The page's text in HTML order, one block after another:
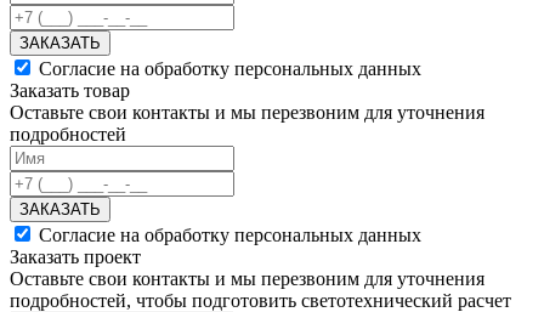
ЗАКАЗАТЬ
Согласие на обработку персональных данных
Заказать товар
Оставьте свои контакты и мы перезвоним для уточнения
подробностей
ЗАКАЗАТЬ
Согласие на обработку персональных данных
Заказать проект
Оставьте свои контакты и мы перезвоним для уточнения
подробностей, чтобы подготовить светотехнический расчет